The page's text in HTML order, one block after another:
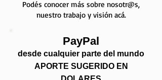
Podés conocer más sobre nosotr@s,
nuestro trabajo y visión acá.
PayPal
desde cualquier parte del mundo
APORTE SUGERIDO EN